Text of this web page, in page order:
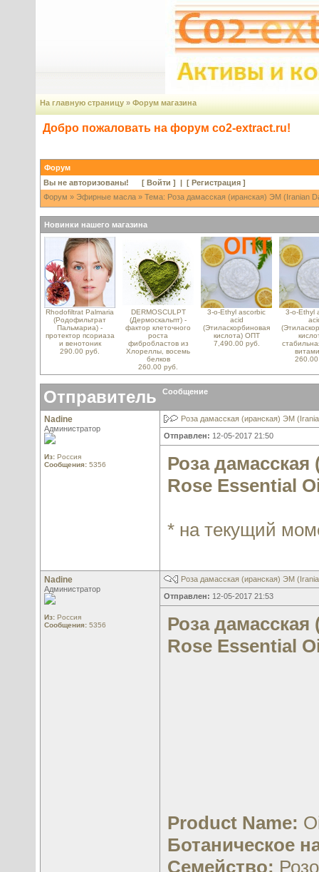
На главную страницу » Форум магазина
Добро пожаловать на форум co2-extract.ru!
Форум
Вы не авторизованы! [ Войти ] | [ Регистрация ]
Форум » Эфирные масла » Тема: Роза дамасская (иранская) ЭМ (Iranian
Новинки нашего магазина
Rhodofiltrat Palmaria
(Родофильтрат
Пальмариа) -
протектор псориаза
и венотоник
290.00 руб.
DERMOSCULPT
(Дермоскальпт) -
фактор клеточного
роста
фибробластов из
Хлореллы, восемь
белков
260.00 руб.
3-o-Ethyl ascorbic
acid
(Этиласкорбиновая
кислота) ОПТ
7,490.00 руб.
3-o-Ethyl
Отправитель Сообщение
Nadine
Администратор
Из: Россия
Сообщения: 5356
Роза дамасская (иранская) ЭМ
Отправлен: 12-05-2017 21:50
Роза
Rose Essential
* на текущий
Nadine
Администратор
Из: Россия
Сообщения: 5356
Роза дамасская (иранская) ЭМ
Отправлен: 12-05-2017 21:53
Роза
Rose Essential
Product Name:
Ботаническое
Семейство: